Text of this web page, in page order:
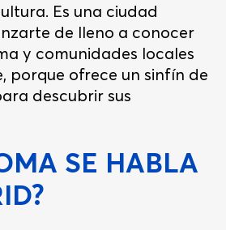
Es una ciudad
de lleno a conocer
y comunidades locales
porque ofrece un sinfín de
descubrir sus
SE HABLA